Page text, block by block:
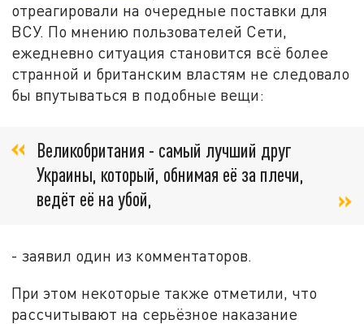
отреагировали на очередные поставки для
ВСУ. По мнению пользователей Сети,
ежедневно ситуация становится всё более
странной и британским властям не следовало
бы впутываться в подобные вещи:
Великобритания - самый лучший друг
Украины, который, обнимая её за плечи,
ведёт её на убой,
- заявил один из комментаторов.
При этом некоторые также отметили, что
рассчитывают на серьёзное наказание